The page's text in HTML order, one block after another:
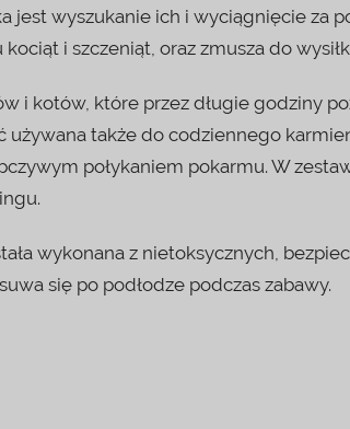
jest wyszukanie ich i wyciągnięcie za
kociąt i szczeniąt, oraz zmusza do
i kotów, które przez długie godziny
także do codziennego
połykaniem pokarmu. W
wykonana z nietoksycznych,
się po podłodze podczas zabawy.